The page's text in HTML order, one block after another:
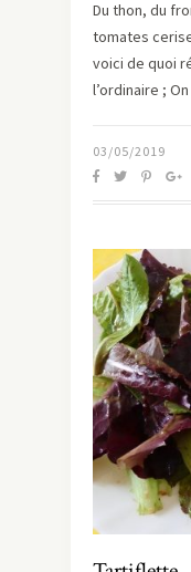
Du thon, du
tomates
voici de quoi
l’ordinaire ;
03/05/2019